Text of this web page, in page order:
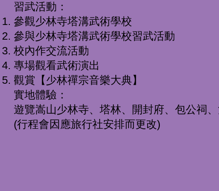
習武活動：
參觀少林寺塔溝武術學校
參與少林寺塔溝武術學校習武活動
校內作交流活動
專場觀看武術演出
觀賞【少林禪宗音樂大典】
實地體驗：
遊覽嵩山少林寺、塔林、開封府、包公祠
(行程會因應旅行社安排而更改)